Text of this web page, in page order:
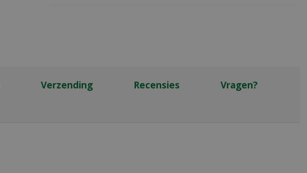
Verzending Recensies Vragen?